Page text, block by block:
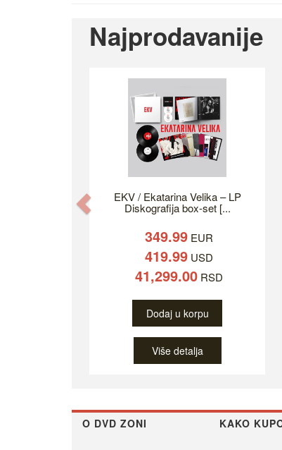
Najprodavanije
EKV / Ekatarina Velika – LP
Diskografija box-set [...
349.99 EUR
419.99 USD
41,299.00 RSD
Dodaj u korpu
Više detalja
Previous
O DVD ZONI KAKO